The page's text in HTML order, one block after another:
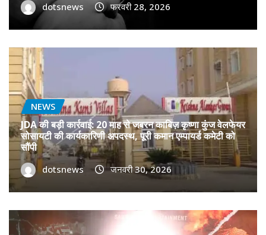
dotsnews फरवरी 28, 2026
NEWS
JDA की बड़ी कार्रवाई: 20 माह से जबरन काबिज़ कृष्णा कुंज वेलफेयर
सोसायटी की कार्यकारिणी अपदस्थ, पूरी कमान एम्पायर्ड कमेटी को
सौंपी
dotsnews जनवरी 30, 2026